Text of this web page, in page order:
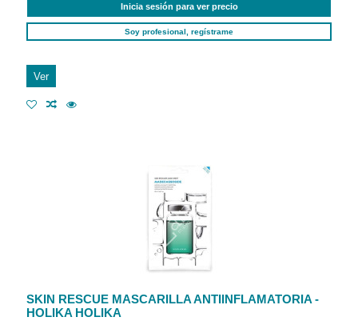
Inicia sesión para ver precio
Soy profesional, regístrame
Ver
SKIN RESCUE MASCARILLA ANTIINFLAMATORIA -
HOLIKA HOLIKA